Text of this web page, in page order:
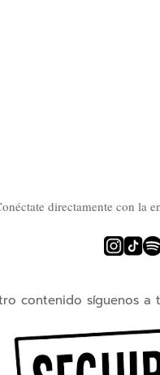
directamente con la
contenido síguenos a